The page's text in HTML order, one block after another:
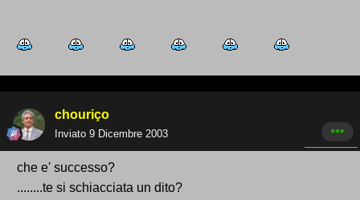
chouriço
Inviato 9 Dicembre 2003
che e' successo?
........te si schiacciata un dito?